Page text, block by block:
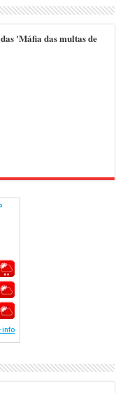
'Máfia das multas de